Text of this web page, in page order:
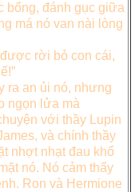
bổng, đánh gục giữa
má nó van nài lòng
được rời bỏ con cái,
ra an ủi nó, nhưng
ngọn lửa mà
với thầy Lupin
và chính thầy
nhợt nhạt đau khổ
nó. Nó cảm thấy
Ron và Hermione